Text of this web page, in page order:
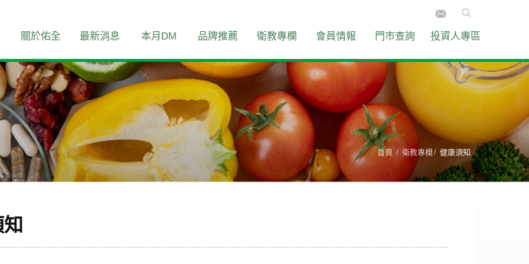
關於佑全 最新消息 本月DM 品牌推薦 衛教專欄 會員情報 門市查詢 投資人專區
首頁 衛教專欄 健康須知